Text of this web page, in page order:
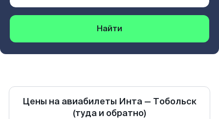
Найти
Цены на авиабилеты Инта — Тобольск
(туда и обратно)